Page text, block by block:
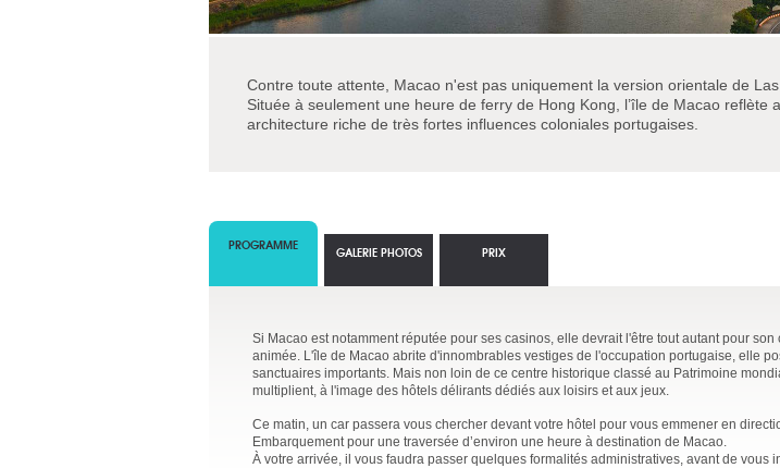
Contre toute attente, Macao n'est pas uniquement la version orientale de Las
Située à seulement une heure de ferry de Hong Kong, l’île de Macao reflète
architecture riche de très fortes influences coloniales portugaises.
PROGRAMME
Si Macao est notamment réputée pour ses casinos, elle devrait l'être tout autant pour
animée. L'île de Macao abrite d'innombrables vestiges de l'occupation portugaise, elle
sanctuaires importants. Mais non loin de ce centre historique classé au Patrimoine
multiplient, à l'image des hôtels délirants dédiés aux loisirs et aux jeux.
Ce matin, un car passera vous chercher devant votre hôtel pour vous emmener en
Embarquement pour une traversée d’environ une heure à destination de Macao.
À votre arrivée, il vous faudra passer quelques formalités administratives, avant de vous
GALERIE PHOTOS PRIX